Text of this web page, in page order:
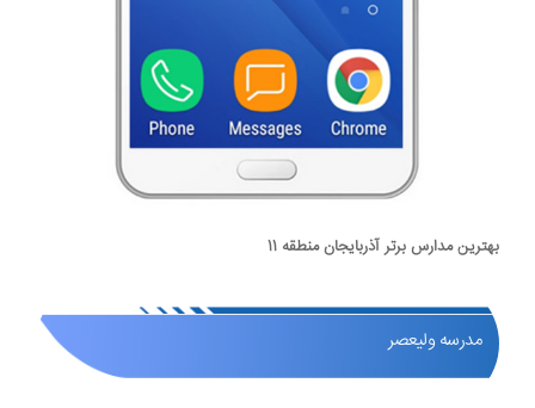
بهترین مدارس برتر آذربایجان منطقه 11
مدرسه ولیعصر